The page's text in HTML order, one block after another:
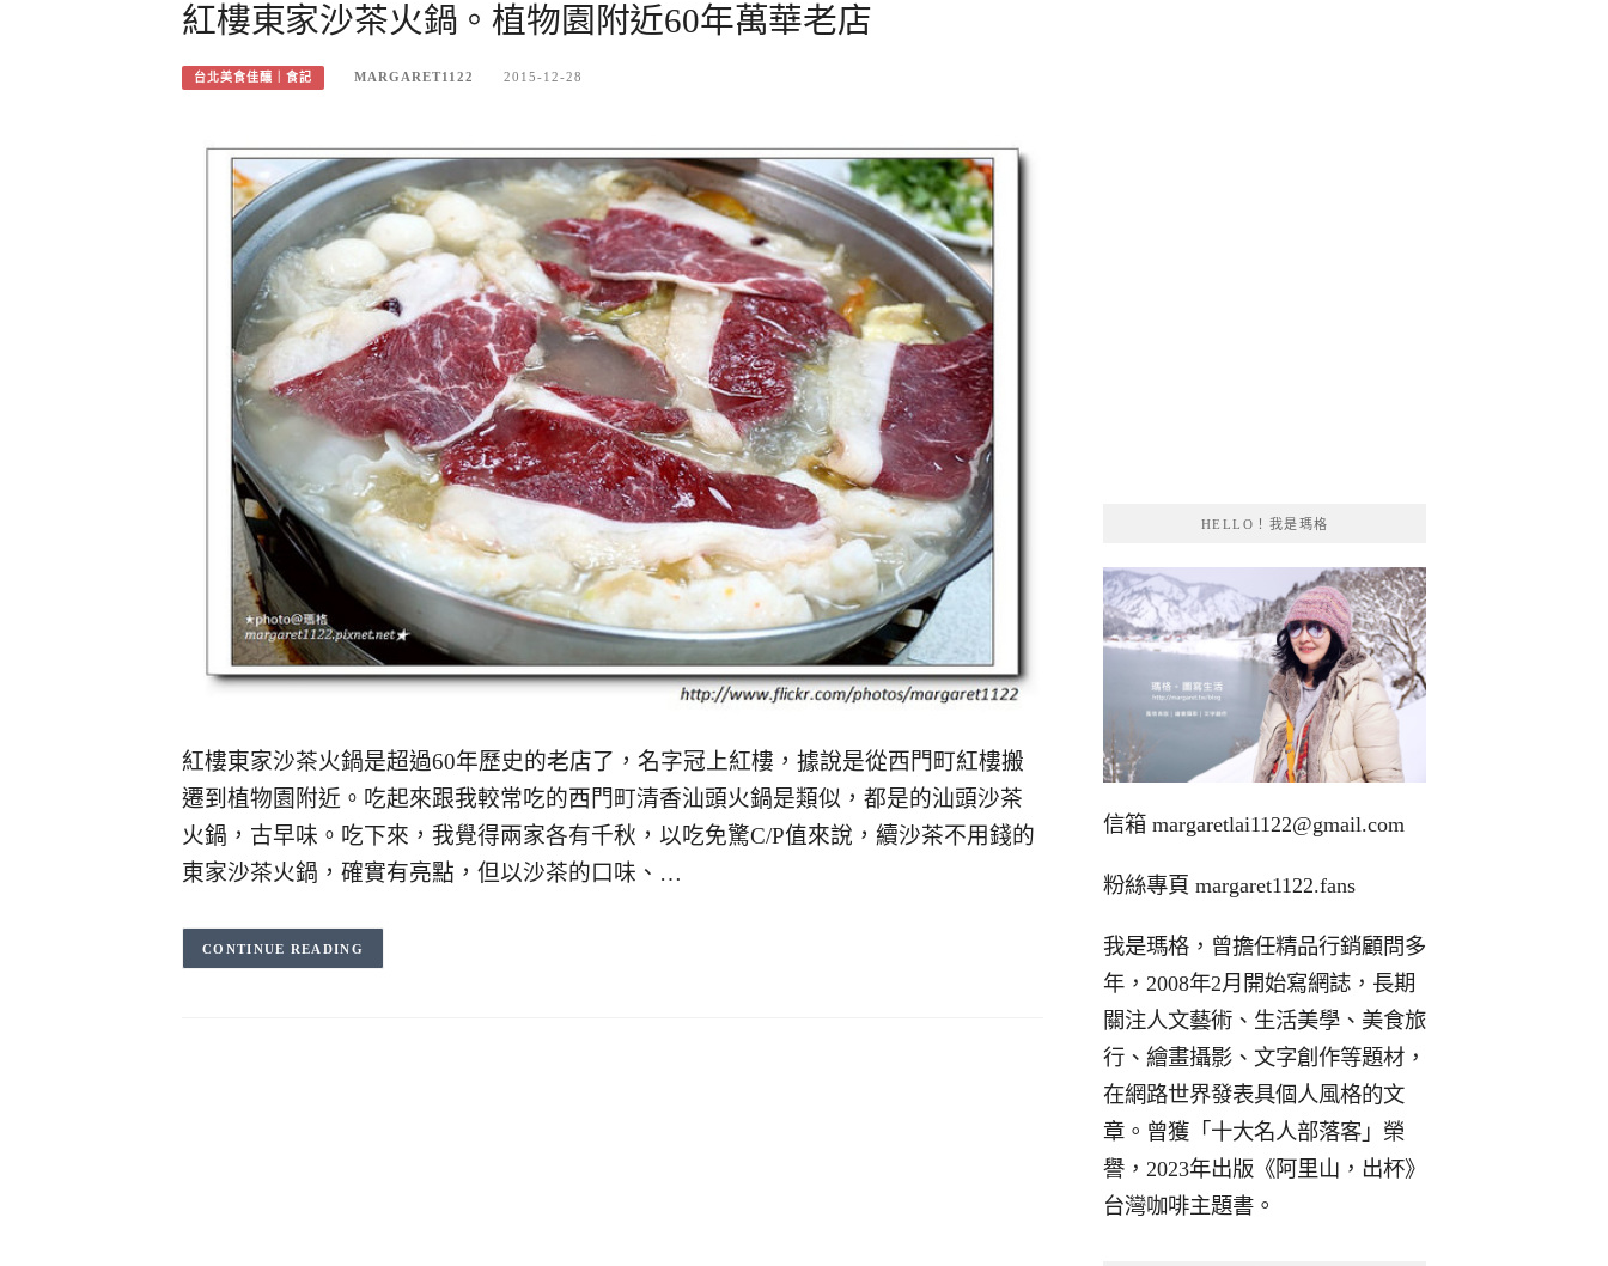
紅樓東家沙茶火鍋。植物園附近60年萬華老店
台北美食佳釀｜食記 MARGARET1122 2015-12-28
紅樓東家沙茶火鍋是超過60年歷史的老店了，名字冠上紅樓，據說是從西門町紅樓搬
遷到植物園附近。吃起來跟我較常吃的西門町清香汕頭火鍋是類似，都是的汕頭沙茶
火鍋，古早味。吃下來，我覺得兩家各有千秋，以吃免驚C/P值來說，續沙茶不用錢的
東家沙茶火鍋，確實有亮點，但以沙茶的口味、…
CONTINUE READING
HELLO！我是瑪格
信箱 margaretlai1122@gmail.com
粉絲專頁 margaret1122.fans
我是瑪格，曾擔任精品行銷顧問多
年，2008年2月開始寫網誌，長期
關注人文藝術、生活美學、美食旅
行、繪畫攝影、文字創作等題材，
在網路世界發表具個人風格的文
章。曾獲「十大名人部落客」榮
譽，2023年出版《阿里山，出杯》
台灣咖啡主題書。